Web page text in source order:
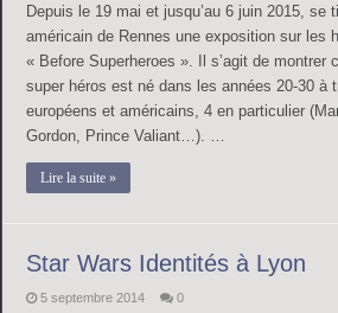
Depuis le 19 mai et jusqu’au 6 juin 2015, se
américain de Rennes une exposition sur les
« Before Superheroes ». Il s’agit de montrer
super héros est né dans les années 20-30 à
européens et américains, 4 en particulier
Gordon, Prince Valiant…). …
Lire la suite »
Star Wars Identités à Lyon
5 septembre 2014 0